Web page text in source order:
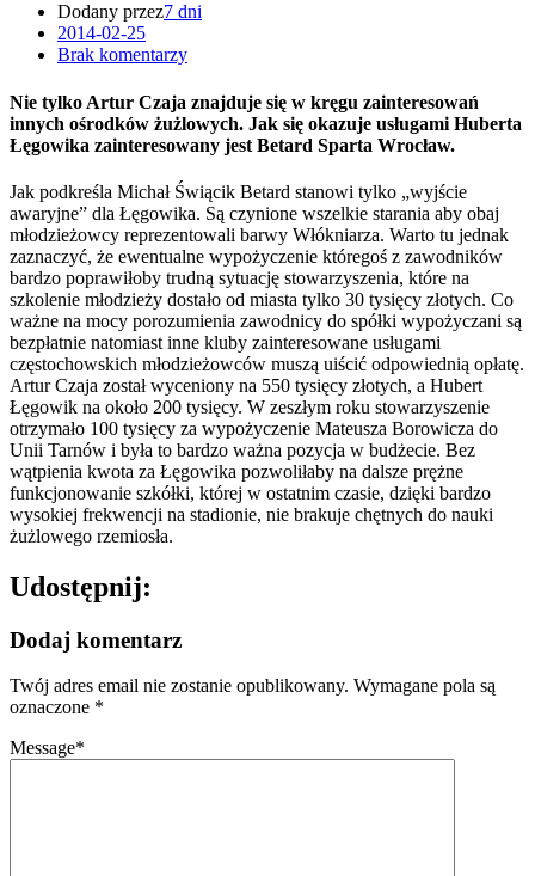
Dodany przez7 dni
2014-02-25
Brak komentarzy
Nie tylko Artur Czaja znajduje się w kręgu zainteresowań
innych ośrodków żużlowych. Jak się okazuje usługami Huberta
Łęgowika zainteresowany jest Betard Sparta Wrocław.
Jak podkreśla Michał Świącik Betard stanowi tylko „wyjście
awaryjne” dla Łęgowika. Są czynione wszelkie starania aby obaj
młodzieżowcy reprezentowali barwy Włókniarza. Warto tu jednak
zaznaczyć, że ewentualne wypożyczenie któregoś z zawodników
bardzo poprawiłoby trudną sytuację stowarzyszenia, które na
szkolenie młodzieży dostało od miasta tylko 30 tysięcy złotych. Co
ważne na mocy porozumienia zawodnicy do spółki wypożyczani są
bezpłatnie natomiast inne kluby zainteresowane usługami
częstochowskich młodzieżowców muszą uiścić odpowiednią opłatę.
Artur Czaja został wyceniony na 550 tysięcy złotych, a Hubert
Łęgowik na około 200 tysięcy. W zeszłym roku stowarzyszenie
otrzymało 100 tysięcy za wypożyczenie Mateusza Borowicza do
Unii Tarnów i była to bardzo ważna pozycja w budżecie. Bez
wątpienia kwota za Łęgowika pozwoliłaby na dalsze prężne
funkcjonowanie szkółki, której w ostatnim czasie, dzięki bardzo
wysokiej frekwencji na stadionie, nie brakuje chętnych do nauki
żużlowego rzemiosła.
Udostępnij:
Dodaj komentarz
Twój adres email nie zostanie opublikowany. Wymagane pola są
oznaczone *
Message*